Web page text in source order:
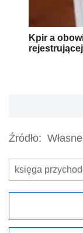
Kpir a
Źródło: Własne
księga